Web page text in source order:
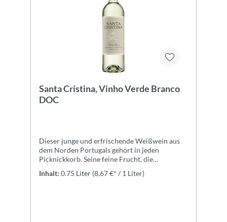
Santa Cristina, Vinho Verde Branco
DOC
Dieser junge und erfrischende Weißwein aus
dem Norden Portugals gehört in jeden
Picknickkorb. Seine feine Frucht, die
begleiten Sie perfekt durch sommerliche
Inhalt: 0.75 Liter (8,67 €* / 1 Liter)